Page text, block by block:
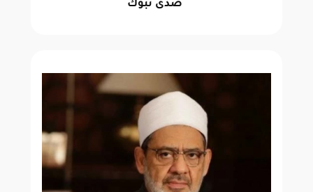
صدى تبوك